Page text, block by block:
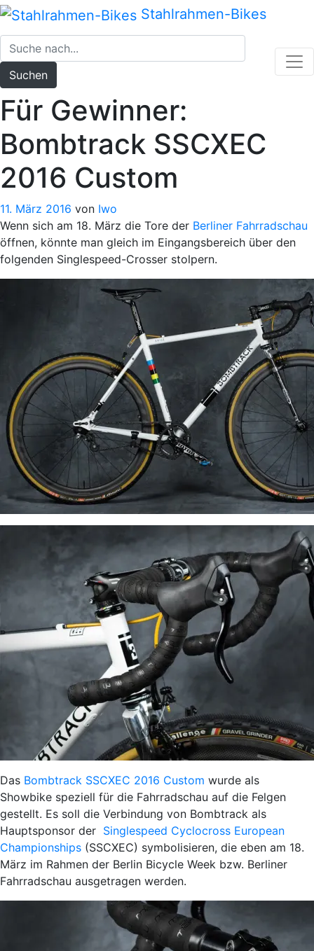
Zum
Inhalt
springen
Stahlrahmen-Bikes
Suchen
Für Gewinner:
Bombtrack SSCXEC
2016 Custom
11. März 2016 von Iwo
Wenn sich am 18. März die Tore der Berliner Fahrradschau
öffnen, könnte man gleich im Eingangsbereich über den
folgenden Singlespeed-Crosser stolpern.
Das Bombtrack SSCXEC 2016 Custom wurde als
Showbike speziell für die Fahrradschau auf die Felgen
gestellt. Es soll die Verbindung von Bombtrack als
Hauptsponsor der Singlespeed Cyclocross European
Championships (SSCXEC) symbolisieren, die eben am 18.
März im Rahmen der Berlin Bicycle Week bzw. Berliner
Fahrradschau ausgetragen werden.